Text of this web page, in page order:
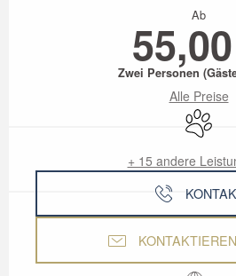
Ab
Zwei Personen
Alle Preise
Tiere
+ 15 andere